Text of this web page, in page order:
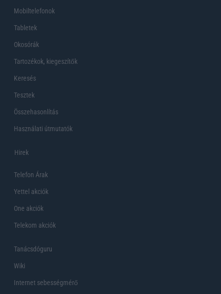
Mobiltelefonok
Tabletek
Okosórák
Tartozékok, kiegeszítők
Keresés
Tesztek
Összehasonlítás
Használati útmutatók
Hirek
Telefon Árak
Yettel akciók
One akciók
Telekom akciók
Tanácsdóguru
Wiki
Internet sebességmérő